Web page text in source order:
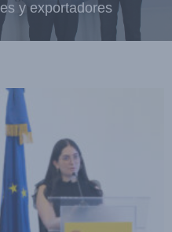
y exportadores